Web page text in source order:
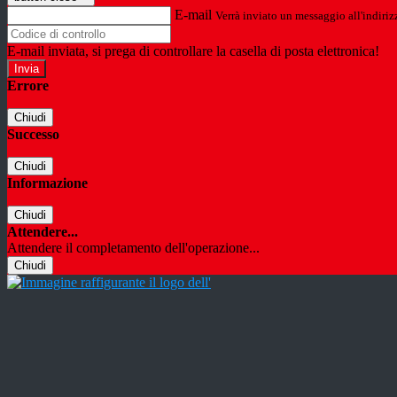
E-mail Verrà inviato un messaggio
E-mail inviata, si prega di controllare la casella di posta elettronica!
Errore
Chiudi
Successo
Chiudi
Informazione
Chiudi
Attendere...
Attendere il completamento dell'operazione...
Chiudi